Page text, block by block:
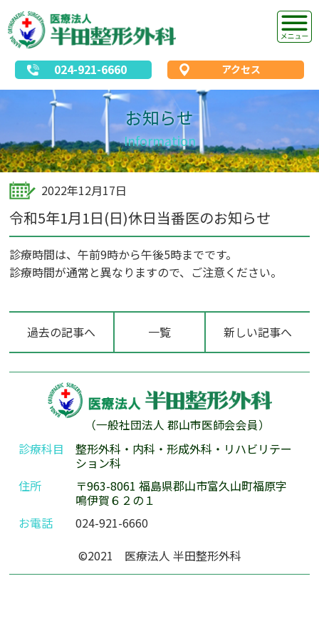
024-921-6660 アクセス
お知らせ
Information
2022年12月17日
令和5年1月1日(日)休日当番医のお知らせ
診療時間は、午前9時から午後5時までです。
診療時間が通常と異なりますので、ご注意ください。
過去の記事へ 一覧 新しい記事へ
（一般社団法人 郡山市医師会会員）
診療科目
整形外科・内科・形成外科・リハビリテー
ション科
住所
〒963-8061 福島県郡山市富久山町福原字
鳴伊賀６２の１
お電話
024-921-6660
©2021 医療法人 半田整形外科